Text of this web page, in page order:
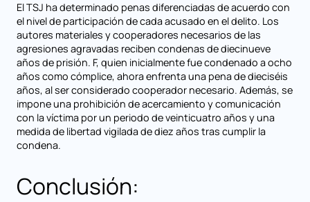
El TSJ ha determinado penas diferenciadas de acuerdo con
el nivel de participación de cada acusado en el delito. Los
autores materiales y cooperadores necesarios de las
agresiones agravadas reciben condenas de diecinueve
años de prisión. F, quien inicialmente fue condenado a ocho
años como cómplice, ahora enfrenta una pena de dieciséis
años, al ser considerado cooperador necesario. Además, se
impone una prohibición de acercamiento y comunicación
con la víctima por un periodo de veinticuatro años y una
medida de libertad vigilada de diez años tras cumplir la
condena.
Conclusión: